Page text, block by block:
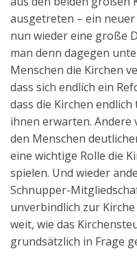
Aktuelles
Kontakt
English
ausgetreten – ein neuer
nun wieder eine große
man denn dagegen
Menschen die Kirchen
dass sich endlich ein
dass die Kirchen
ihnen erwarten. Andere
den Menschen
eine wichtige Rolle die
spielen. Und wieder
Schnupper-
unverbindlich zur
weit, wie das
grundsätzlich in Frage